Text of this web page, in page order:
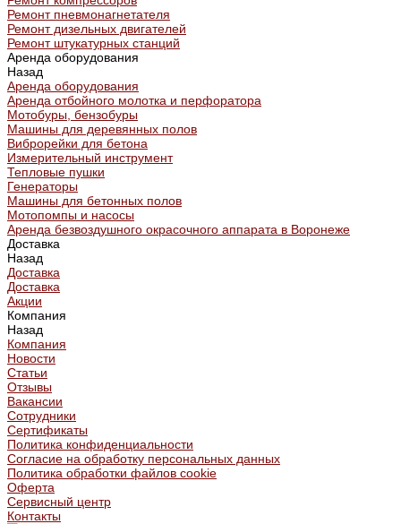
Ремонт пневмонагнетателя
Ремонт дизельных двигателей
Ремонт штукатурных станций
Аренда оборудования
Назад
Аренда оборудования
Аренда отбойного молотка и перфоратора
Мотобуры, бензобуры
Машины для деревянных полов
Виброрейки для бетона
Измерительный инструмент
Тепловые пушки
Генераторы
Машины для бетонных полов
Мотопомпы и насосы
Аренда безвоздушного окрасочного аппарата в Воронеже
Доставка
Назад
Доставка
Доставка
Акции
Компания
Назад
Компания
Новости
Статьи
Отзывы
Вакансии
Сотрудники
Сертификаты
Политика конфиденциальности
Согласие на обработку персональных данных
Политика обработки файлов cookie
Оферта
Сервисный центр
Контакты